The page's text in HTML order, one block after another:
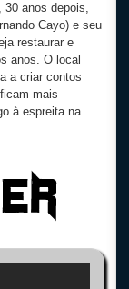
30 anos depois,
Cayo) e seu
restaurar e
anos. O local
a criar contos
mais
à espreita na